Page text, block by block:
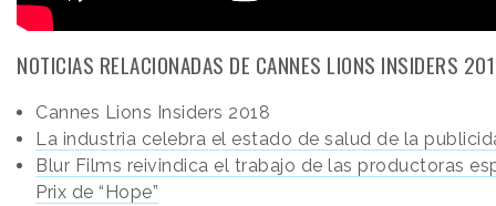
NOTICIAS RELACIONADAS DE CANNES LIONS INSIDERS
Cannes Lions Insiders 2018
La industria celebra el estado de salud de la
Blur Films reivindica el trabajo de las productoras
Prix de “Hope”